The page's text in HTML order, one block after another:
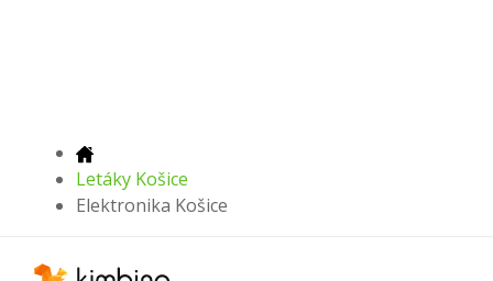
Letáky Košice
Elektronika Košice